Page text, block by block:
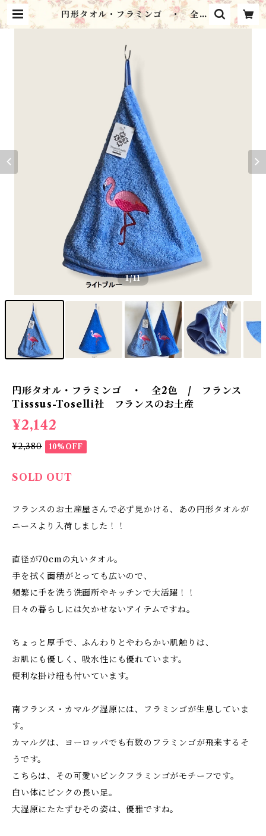
円形タオル・フラミンゴ ・ 全2
色 / フランスTisssus-Toselli
ル・ミルフィーユ Chambre Mil
le Feuilles
1/11
円形タオル・フラミンゴ ・ 全2色 / フランス
Tisssus-Toselli社 フランスのお土産
¥2,142
¥2,380 10%OFF
SOLD OUT
フランスのお土産屋さんで必ず見かける、あの円形タオルが
ニースより入荷しました！！
直径が70cmの丸いタオル。
手を拭く面積がとっても広いので、
頻繁に手を洗う洗面所やキッチンで大活躍！！
日々の暮らしには欠かせないアイテムですね。
ちょっと厚手で、ふんわりとやわらかい肌触りは、
お肌にも優しく、吸水性にも優れています。
便利な掛け紐も付いています。
南フランス・カマルグ湿原には、フラミンゴが生息していま
す。
カマルグは、ヨーロッパでも有数のフラミンゴが飛来するそ
うです。
こちらは、その可愛いピンクフラミンゴがモチーフです。
白い体にピンクの長い足。
大湿原にたたずむその姿は、優雅ですね。